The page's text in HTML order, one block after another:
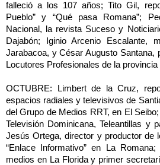
falleció a los 107 años; Tito Gil,
Pueblo” y “Qué pasa Romana”;
Nacional, la revista Suceso y
Dajabón; Iginio Arcenio Escalante,
Jarabacoa, y César Augusto Santana,
Locutores Profesionales de la
OCTUBRE: Limbert de la Cruz,
espacios radiales y televisivos de
del Grupo de Medios RRT, en El
Televisión Dominicana, Teleantillas y
Jesús Ortega, director y productor de
“Enlace Informativo” en La
medios en La Florida y primer